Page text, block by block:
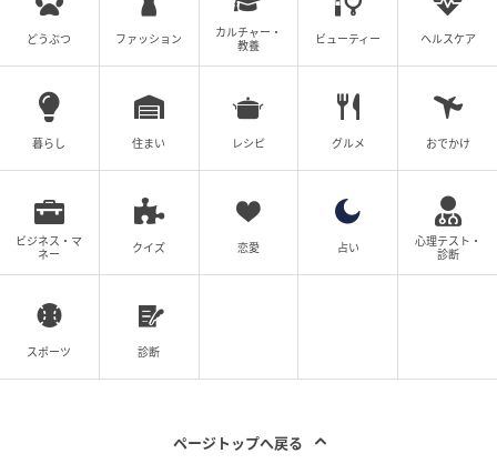
第六感がさえる日。直感でやっていくことで運気アッ
プ！
どうぶつ ファッション
カルチャー・
教養
ビューティー ヘルスケア
暮らし 住まい レシピ グルメ おでかけ
ビジネス・マ
ネー
クイズ 恋愛 占い
心理テスト・
診断
スポーツ 診断
ページトップへ戻る